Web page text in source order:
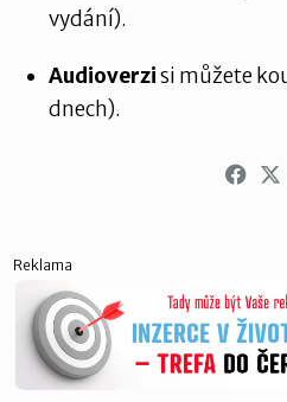
vydání).
Audioverzisi můžete
dnech).
Reklama